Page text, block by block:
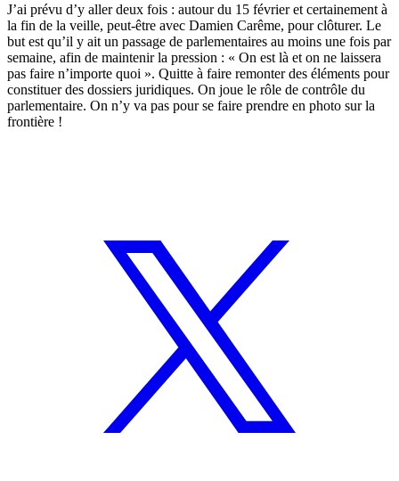
J’ai prévu d’y aller deux fois : autour du 15 février et certainement à
la fin de la veille, peut-être avec Damien Carême, pour clôturer. Le
but est qu’il y ait un passage de parlementaires au moins une fois par
semaine, afin de maintenir la pression : « On est là et on ne laissera
pas faire n’importe quoi ». Quitte à faire remonter des éléments pour
constituer des dossiers juridiques. On joue le rôle de contrôle du
parlementaire. On n’y va pas pour se faire prendre en photo sur la
frontière !